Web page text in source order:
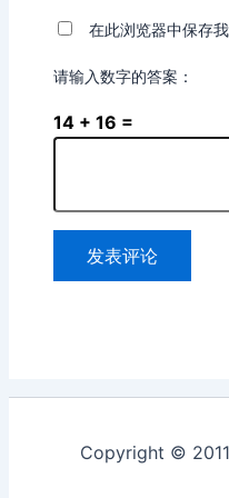
在此浏览器中保存
请输入数字的答案：
14 + 16 =
Copyright ©